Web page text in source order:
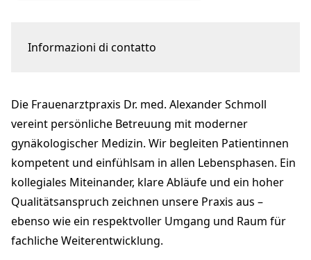
Informazioni di contatto
praxis@frauenarzt-rorschach.ch
+41 71 841 36 92
frauenarzt-rorschach.ch
Die Frauenarztpraxis Dr. med. Alexander Schmoll
vereint persönliche Betreuung mit moderner
gynäkologischer Medizin. Wir begleiten Patientinnen
kompetent und einfühlsam in allen Lebensphasen. Ein
kollegiales Miteinander, klare Abläufe und ein hoher
Qualitätsanspruch zeichnen unsere Praxis aus –
ebenso wie ein respektvoller Umgang und Raum für
fachliche Weiterentwicklung.